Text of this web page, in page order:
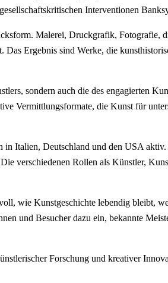
Interventionen
Malerei, Druckgrafik,
Ergebnis sind Werke, die
sondern auch die des engagierten
Vermittlungsformate, die Kunst für
Italien, Deutschland und den USA
verschiedenen Rollen als Künstler,
wie Kunstgeschichte lebendig bleibt,
und Besucher dazu ein, bekannte
Forschung und kreativer